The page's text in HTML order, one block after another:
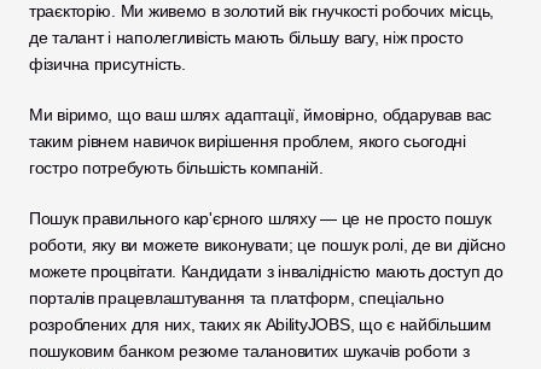
траєкторію. Ми живемо в золотий вік гнучкості робочих місць,
де талант і наполегливість мають більшу вагу, ніж просто
фізична присутність.
Ми віримо, що ваш шлях адаптації, ймовірно, обдарував вас
таким рівнем навичок вирішення проблем, якого сьогодні
гостро потребують більшість компаній.
Пошук правильного кар'єрного шляху — це не просто пошук
роботи, яку ви можете виконувати; це пошук ролі, де ви дійсно
можете процвітати. Кандидати з інвалідністю мають доступ до
порталів працевлаштування та платформ, спеціально
розроблених для них, таких як AbilityJOBS, що є найбільшим
пошуковим банком резюме талановитих шукачів роботи з